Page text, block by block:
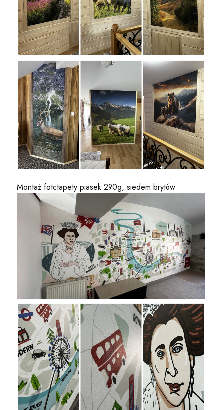
Montaż fototapety piasek 290g, siedem brytów